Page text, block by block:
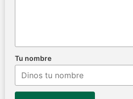
Tu nombre